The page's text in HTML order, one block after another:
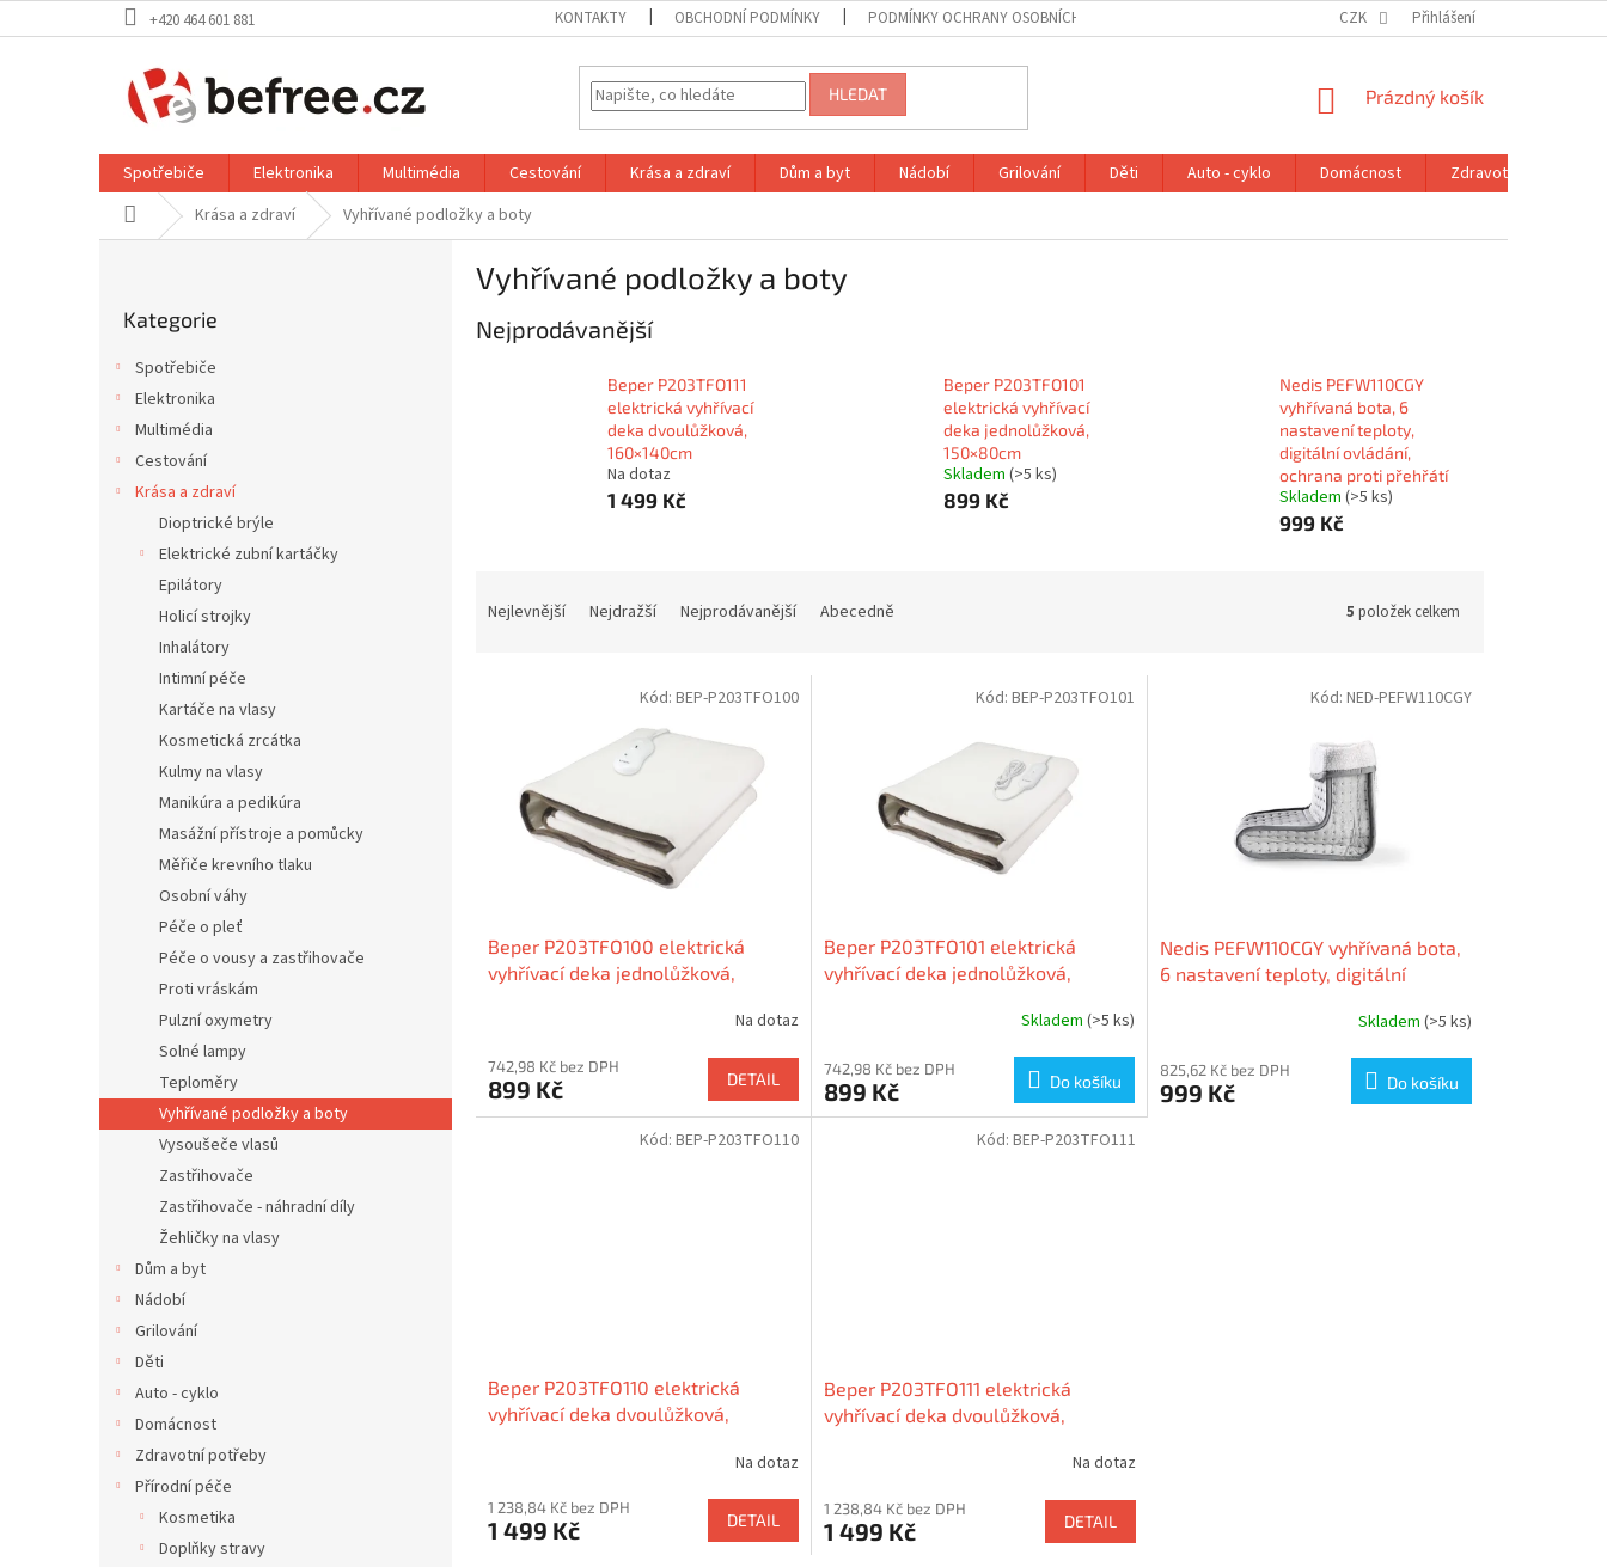
na
+420 464 601 881 KONTAKTY OBCHODNÍ PODMÍNKY PODMÍNKY OCHRANY OSOBNÍCH ÚDAJŮ VRÁCENÍ ZBOŽÍ V ZÁKONNÉ LHŮTĚ REKLAMAČNÍ ŘÁD
CZK Přihlášení
HLEDAT
NÁKUPNÍ
Prázdný košík
Spotřebiče Elektronika Multimédia Cestování Krása a zdraví Dům a byt Nádobí Grilování Děti Auto - cyklo Domácnost
Zdravotní potřeby
Domů Krása a zdraví Vyhřívané podložky a boty
kategorie
Kategorie
Spotřebiče
Elektronika
Multimédia
Cestování
Krása a zdraví
Dioptrické brýle
Elektrické zubní kartáčky
Epilátory
Holicí strojky
Inhalátory
Intimní péče
Kartáče na vlasy
Kosmetická zrcátka
Kulmy na vlasy
Manikúra a pedikúra
Masážní přístroje a pomůcky
Měřiče krevního tlaku
Osobní váhy
Péče o pleť
Péče o vousy a zastřihovače
Proti vráskám
Pulzní oxymetry
Solné lampy
Teploměry
Vyhřívané podložky a boty
Vysoušeče vlasů
Zastřihovače
Zastřihovače - náhradní díly
Žehličky na vlasy
Dům a byt
Nádobí
Grilování
Děti
Auto - cyklo
Domácnost
Zdravotní potřeby
Přírodní péče
Kosmetika
Doplňky stravy
Vyhřívané podložky a boty
Nejprodávanější
Beper P203TFO111
elektrická vyhřívací
deka dvoulůžková,
160×140cm
Na dotaz
1 499 Kč
Beper P203TFO101
elektrická vyhřívací
deka jednolůžková,
150×80cm
Skladem (>5 ks)
899 Kč
Nedis PEFW110CGY
vyhřívaná bota, 6
nastavení teploty,
digitální ovládání,
ochrana proti přehřátí
Skladem (>5 ks)
999 Kč
Nejlevnější Nejdražší Nejprodávanější Abecedně 5 položek celkem
Beper P203TFO100 elektrická
vyhřívací deka jednolůžková,
Na dotaz
742,98 Kč bez DPH
899 Kč DETAIL
Kód: BEP-P203TFO100
Beper P203TFO101 elektrická
vyhřívací deka jednolůžková,
Skladem (>5 ks)
742,98 Kč bez DPH
899 Kč Do košíku
Kód: BEP-P203TFO101
Nedis PEFW110CGY vyhřívaná bota,
6 nastavení teploty, digitální
Skladem (>5 ks)
825,62 Kč bez DPH
999 Kč Do košíku
Kód: NED-PEFW110CGY
Beper P203TFO110 elektrická
vyhřívací deka dvoulůžková,
Na dotaz
1 238,84 Kč bez DPH
1 499 Kč DETAIL
Kód: BEP-P203TFO110
Beper P203TFO111 elektrická
vyhřívací deka dvoulůžková,
Na dotaz
1 238,84 Kč bez DPH
1 499 Kč DETAIL
Kód: BEP-P203TFO111